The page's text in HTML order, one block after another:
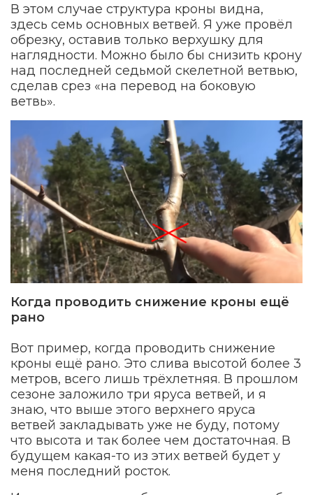
В этом случае структура кроны видна,
здесь семь основных ветвей. Я уже провёл
обрезку, оставив только верхушку для
наглядности. Можно было бы снизить крону
над последней седьмой скелетной ветвью,
сделав срез «на перевод на боковую
ветвь».
Когда проводить снижение кроны ещё
рано
Вот пример, когда проводить снижение
кроны ещё рано. Это слива высотой более 3
метров, всего лишь трёхлетняя. В прошлом
сезоне заложило три яруса ветвей, и я
знаю, что выше этого верхнего яруса
ветвей закладывать уже не буду, потому
что высота и так более чем достаточная. В
будущем какая-то из этих ветвей будет у
меня последний росток.